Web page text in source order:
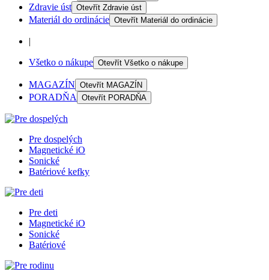
Zdravie úst Otevřít Zdravie úst
Materiál do ordinácie Otevřít Materiál do ordinácie
|
Všetko o nákupe Otevřít Všetko o nákupe
MAGAZÍN Otevřít MAGAZÍN
PORADŇA Otevřít PORADŇA
Pre dospelých
Magnetické iO
Sonické
Batériové kefky
Pre deti
Magnetické iO
Sonické
Batériové